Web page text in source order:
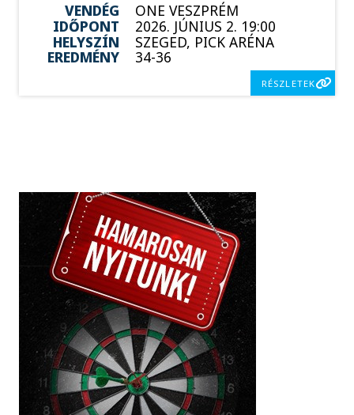
VENDÉG
ONE VESZPRÉM
IDŐPONT
2026. JÚNIUS 2. 19:00
HELYSZÍN
SZEGED, PICK ARÉNA
EREDMÉNY
34-36
RÉSZLETEK